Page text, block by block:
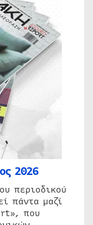
2026
περιοδικού
πάντα μαζί
που